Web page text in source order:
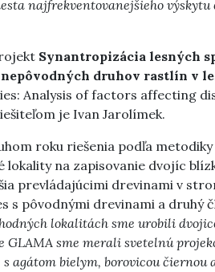
najfrekventovanejšieho výskytu
Synantropizácia lesných
druhov rastlín v
Analysis of factors affecting
je Ivan Jarolímek.
roku riešenia podľa
na zapisovanie dvojíc
prevládajúcimi drevinami v
s pôvodnými drevinami a druhý
lokalitách sme urobili
GLAMA sme merali svetelnú
agátom bielym, borovicou čiernou